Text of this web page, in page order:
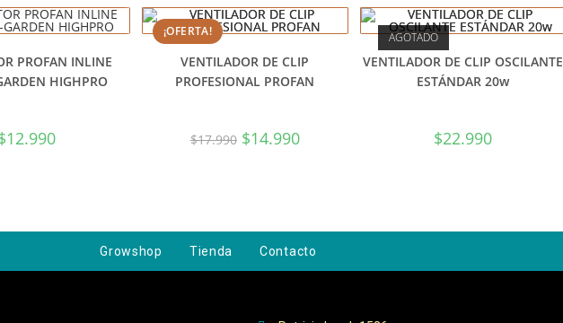
PROFAN INLINE
HIGHPRO
12.990
¡OFERTA!
VENTILADOR DE CLIP
PROFESIONAL PROFAN
$17.990 $14.990
AGOTADO
VENTILADOR DE CLIP OSCILANTE
ESTÁNDAR 20w
$22.990
Growshop Tienda Contacto